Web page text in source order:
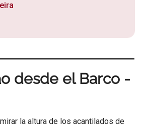
desde el Barco -
la altura de los acantilados de